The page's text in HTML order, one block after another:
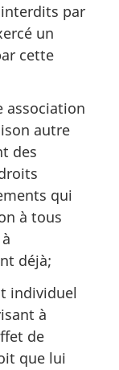
par
un
cette
association
autre
des
qui
à tous
déjà;
individuel
à
de
que lui